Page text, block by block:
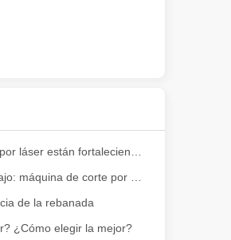
de la rebanada
¿Cómo elegir la mejor?